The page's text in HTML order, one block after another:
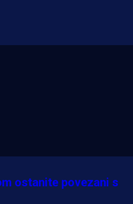
ostanite povezani s